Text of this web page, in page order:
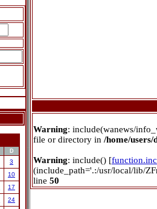
Warning: include(wanews/
file or directory in /home/
Warning: include() [
(include_path='.:/usr/local/lib/
line 50
D
3
10
17
24